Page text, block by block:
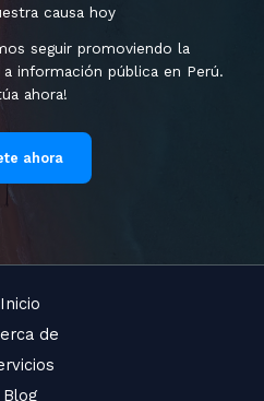
causa hoy
seguir promoviendo la
información pública en Perú.
ahora!
ahora
Inicio
de
Blog